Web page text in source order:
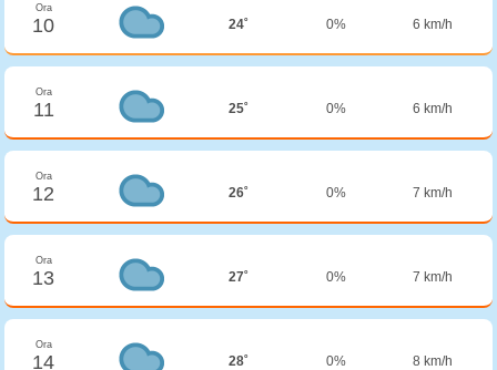
Ora
10 24˚ 0% 6 km/h
Ora
11 25˚ 0% 6 km/h
Ora
12 26˚ 0% 7 km/h
Ora
13 27˚ 0% 7 km/h
Ora
14 28˚ 0% 8 km/h